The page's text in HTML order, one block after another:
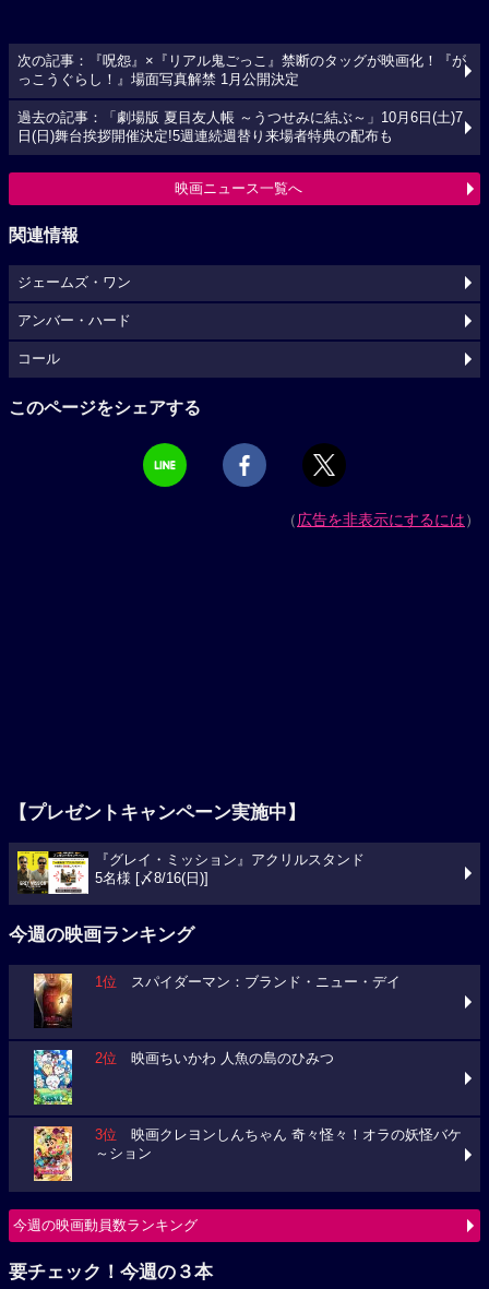
次の記事：『呪怨』×『リアル鬼ごっこ』禁断のタッグが映画化！『が
っこうぐらし！』場面写真解禁 1月公開決定
過去の記事：「劇場版 夏目友人帳 ～うつせみに結ぶ～」10月6日(土)7
日(日)舞台挨拶開催決定!5週連続週替り来場者特典の配布も
映画ニュース一覧へ
関連情報
ジェームズ・ワン
アンバー・ハード
コール
このページをシェアする
（広告を非表示にするには）
【プレゼントキャンペーン実施中】
『グレイ・ミッション』アクリルスタンド
5名様 [〆8/16(日)]
今週の映画ランキング
1位 スパイダーマン：ブランド・ニュー・デイ
2位 映画ちいかわ 人魚の島のひみつ
3位 映画クレヨンしんちゃん 奇々怪々！オラの妖怪バケ
～ション
今週の映画動員数ランキング
要チェック！今週の３本